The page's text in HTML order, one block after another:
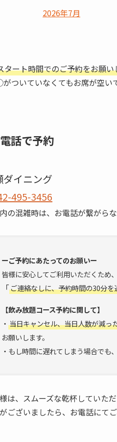
2026年7月
タート時間でのご予約をお願い
ついていなくてもお席が空い
話で予約
ダイニング
495-3456
内の混雑時は、お電話が繋がら
ーご予約にあたってのお願いー
皆様に安心してご利用いただくため
「ご連絡なしに、予約時間の30分
【飲み放題コース予約に関して】
・ 当日キャンセル、当日人数が減っ
お願いします。
・もし時間に遅れてしまう場合でも
は、スムーズな乾杯していた
ございましたら、お電話にてご